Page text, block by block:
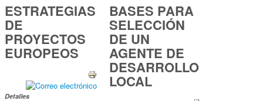
ESTRATEGIAS
DE
PROYECTOS
EUROPEOS
Detalles
BASES PARA
SELECCIÓN
DE UN
AGENTE DE
DESARROLLO
LOCAL